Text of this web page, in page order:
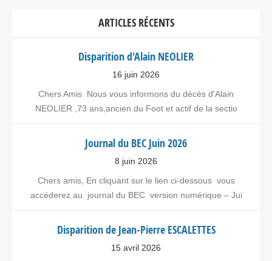
ARTICLES RÉCENTS
Disparition d'Alain NEOLIER
16 juin 2026
Chers Amis Nous vous informons du décès d'Alain
NEOLIER ,73 ans,ancien du Foot et actif de la sectio
Journal du BEC Juin 2026
8 juin 2026
Chers amis, En cliquant sur le lien ci-dessous vous
accéderez au journal du BEC version numérique – Jui
Disparition de Jean-Pierre ESCALETTES
15 avril 2026